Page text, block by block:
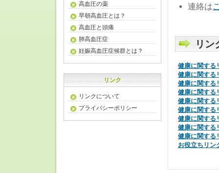
連絡は
リン
健康に関する
健康に関する
健康に関する
健康に関する
健康に関する
健康に関する
健康に関する
健康に関する
健康に関する
お役立ちリン
高血圧の薬
早朝高血圧とは？
高血圧と頭痛
肺高血圧症
妊娠高血圧症候群とは？
リンク
リンクについて
プライバシーポリシー